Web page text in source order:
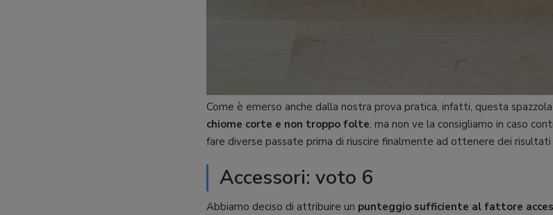
Come è emerso anche dalla nostra prova pratica, infatti, questa spazzola
chiome corte e non troppo folte, ma non ve la consigliamo in caso
fare diverse passate prima di riuscire finalmente ad ottenere dei risultati
Accessori: voto 6
Abbiamo deciso di attribuire un punteggio sufficiente al fattore